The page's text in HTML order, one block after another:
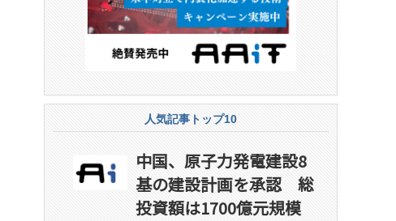
人気記事トップ10
中国、原子力発電建設8
基の建設計画を承認 総
投資額は1700億元規模